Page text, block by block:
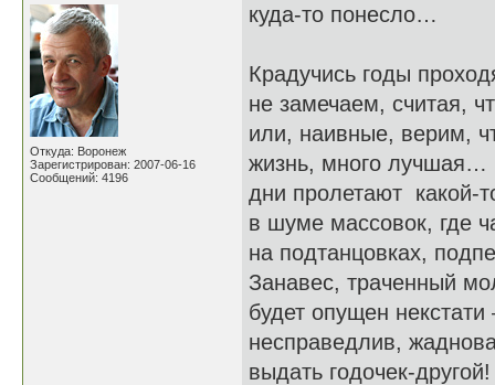
Откуда: Воронеж
Зарегистрирован: 2007-06-16
Сообщений: 4196
куда-то понесло…
Крадучись годы
не замечаем, считая,
или, наивные, верим,
жизнь, много
дни пролетают какой-
в шуме массовок, где
на подтанцовках,
Занавес, траченный
будет опущен
несправедлив,
выдать годочек-